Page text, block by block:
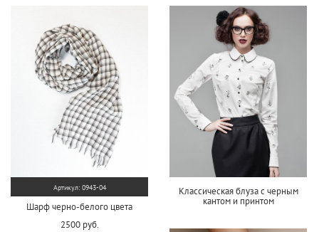
Артикул: 0943-04
Шарф черно-белого цвета
2500 руб.
Классическая блуза с черным
кантом и принтом